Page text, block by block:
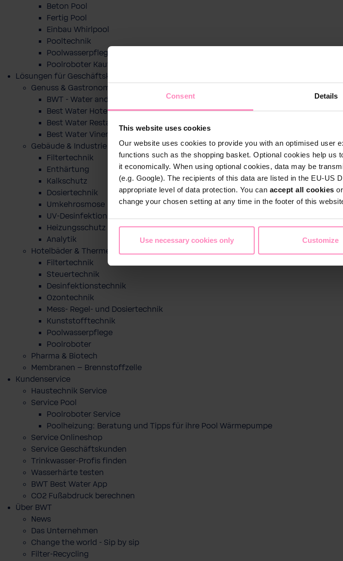
Consent Details
This website uses cookies
Our website uses cookies to provide you with an optimised user
functions such as the shopping basket. Optional cookies help us
it economically. When using optional cookies, data may be
(e.g. Google). The recipients of this data are listed in the EU-US
appropriate level of data protection. You can accept all cookies or
change your chosen setting at any time in the footer of this
Use necessary cookies only Customize
Beton Pool
Fertig Pool
Einbau Whirlpool
Pooltechnik
Poolwasserpflege
Poolroboter Kaufberatung und Tipps
Lösungen für Geschäftskunden
Genuss & Gastronomie
BWT - Water and more
Best Water Hotel
Best Water Restaurant
Best Water Vinery
Gebäude & Industrie
Filtertechnik
Enthärtung
Kalkschutz
Dosiertechnik
Umkehrosmose
UV-Desinfektion
Heizungsschutz
Analytik
Hotelbäder & Thermen
Filtertechnik
Steuertechnik
Desinfektionstechnik
Ozontechnik
Mess- Regel- und Dosiertechnik
Kunststofftechnik
Poolwasserpflege
Poolroboter
Pharma & Biotech
Membranen – Brennstoffzelle
Kundenservice
Haustechnik Service
Service Pool
Poolroboter Service
Poolheizung: Beratung und Tipps für ihre Pool Wärmepumpe
Service Onlineshop
Service Geschäftskunden
Trinkwasser-Profis finden
Wasserhärte testen
BWT Best Water App
CO2 Fußabdruck berechnen
Über BWT
News
Das Unternehmen
Change the world - Sip by sip
Filter-Recycling